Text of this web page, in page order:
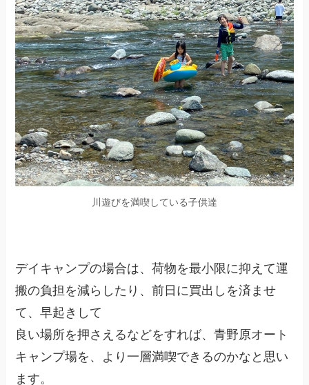
川遊びを満喫している子供達
デイキャンプの場合は、荷物を最小限に抑えて運
搬の負担を減らしたり、前日に買出しを済ませ
て、早起きして
良い場所を押さえるなどをすれば、青野原オート
キャンプ場を、より一層満喫できるのかなと思い
ます。